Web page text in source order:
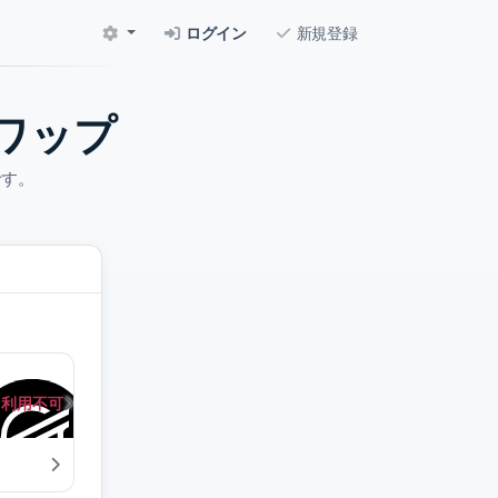
ログイン 新規登録
ップ
。
利用不可